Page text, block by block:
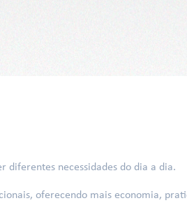
diferentes necessidades do dia a dia.
oferecendo mais economia,